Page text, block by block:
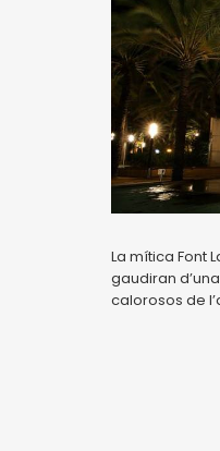
La mítica Font
gaudiran
calorosos de